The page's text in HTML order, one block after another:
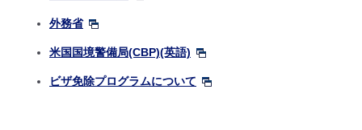
外務省
米国国境警備局(CBP)(英語)
ビザ免除プログラムについて